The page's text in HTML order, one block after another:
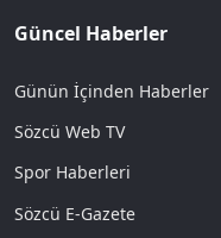
Güncel Haberler
Günün İçinden Haberler
Sözcü Web TV
Spor Haberleri
Sözcü E-Gazete